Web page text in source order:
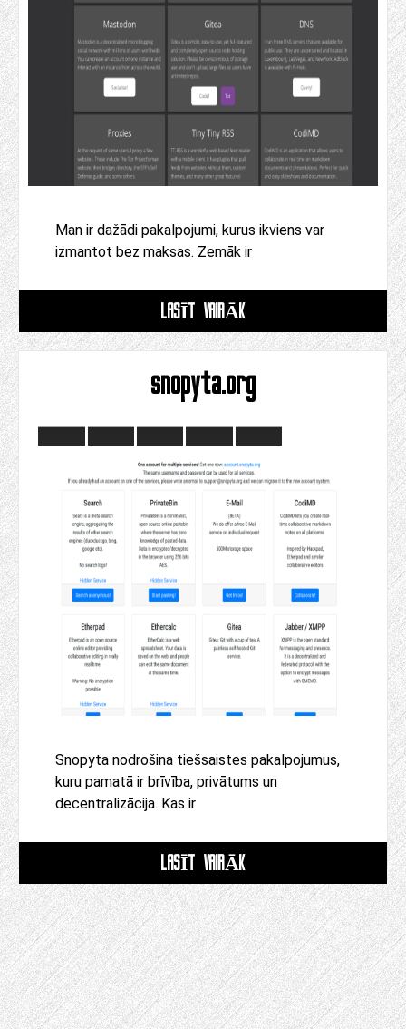
Man ir dažādi pakalpojumi, kurus ikviens var
izmantot bez maksas. Zemāk ir
LASĪT VAIRĀK
snopyta.org
Snopyta nodrošina tiešsaistes pakalpojumus,
kuru pamatā ir brīvība, privātums un
decentralizācija. Kas ir
LASĪT VAIRĀK